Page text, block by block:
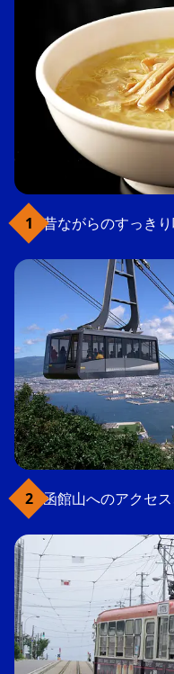
昔ながらのすっき
函館山へのアクセ